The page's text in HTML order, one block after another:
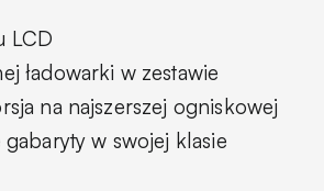
LCD
ładowarki w zestawie
na najszerszej ogniskowej
w swojej klasie